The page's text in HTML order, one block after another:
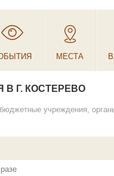
МЕСТА
Г. КОСТЕРЕВО
учреждения,